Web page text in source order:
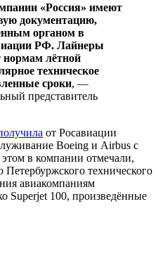
«Россия» имеют
документацию,
органом в
РФ. Лайнеры
нормам лётной
техническое
сроки, —
представитель
от Росавиации
Boeing и Airbus с
в компании отмечали,
Петербуржского технического
авиакомпаниям
Superjet 100, произведённые